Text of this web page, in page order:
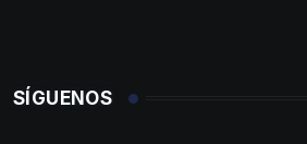
SÍGUENOS